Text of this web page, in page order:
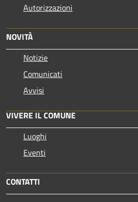
Autorizzazioni
NOVITÀ
Notizie
Comunicati
Avvisi
VIVERE IL COMUNE
Luoghi
Eventi
CONTATTI